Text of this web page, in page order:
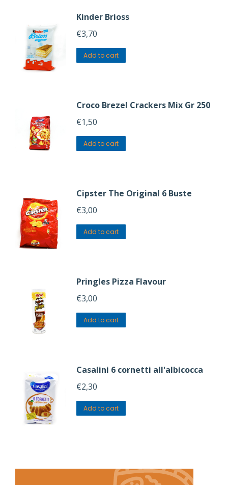
Kinder Brioss
€3,70
Add to cart
Croco Brezel Crackers Mix Gr 250
€1,50
Add to cart
Cipster The Original 6 Buste
€3,00
Add to cart
Pringles Pizza Flavour
€3,00
Add to cart
Casalini 6 cornetti all'albicocca
€2,30
Add to cart